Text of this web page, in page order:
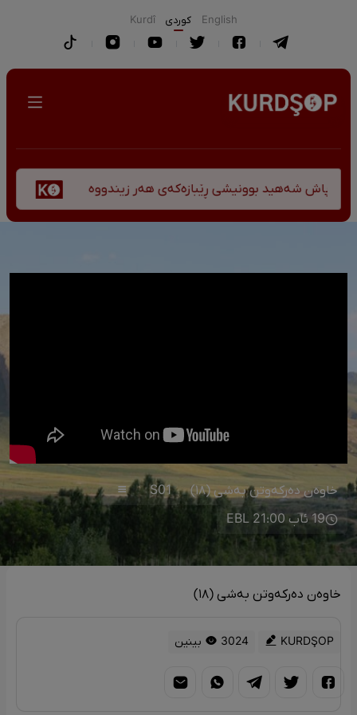
English كوردی Kurdî
خاوەن دەرکەوتن بەشی (١٨)
S01
19 ئاب 21:00 EBL
خاوەن دەرکەوتن بەشی (١٨)
KURDŞOP 3024 بینین